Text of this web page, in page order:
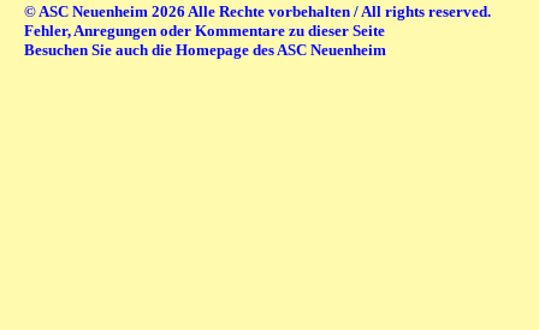
© ASC Neuenheim 2026 Alle Rechte vorbehalten / All rights reserved.
Fehler, Anregungen oder Kommentare zu dieser Seite
Besuchen Sie auch die Homepage des ASC Neuenheim